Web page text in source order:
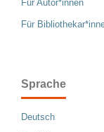
Für Autor*innen
Für
Sprache
Deutsch